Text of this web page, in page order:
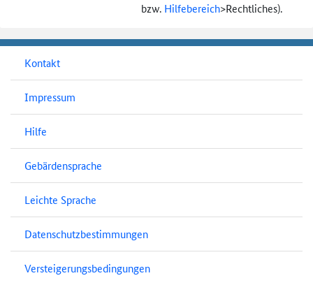
bzw. Hilfebereich>Rechtliches).
Kontakt
Impressum
Hilfe
Gebärdensprache
Leichte Sprache
Datenschutzbestimmungen
Versteigerungsbedingungen